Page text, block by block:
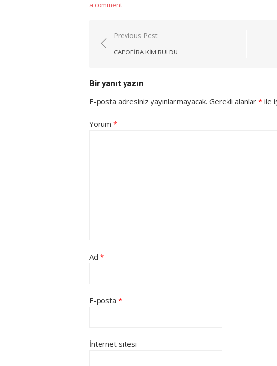
a comment
Yazı
gezinmesi
Previous Post
CAPOEIRA KIM BULDU
Bir yanıt yazın
E-posta adresiniz yayınlanmayacak. Gerekli alanlar * ile
Yorum *
Ad *
E-posta *
İnternet sitesi